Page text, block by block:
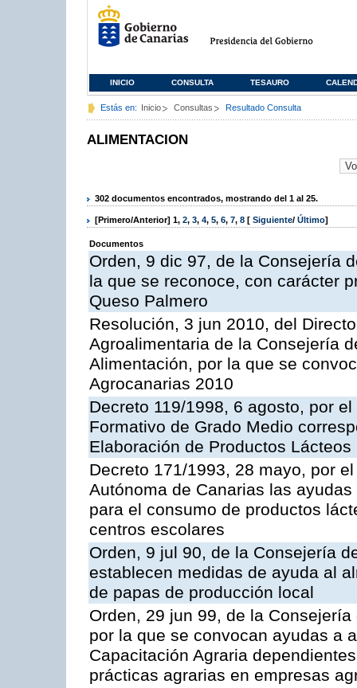
INICIO CONSULTA TESAURO
Estás en: Inicio Consultas Resultado Consulta
ALIMENTACION
302 documentos encontrados, mostrando del 1 al 25.
[Primero/Anterior] 1, 2, 3, 4, 5, 6, 7, 8 [ Siguiente/ Último]
Documentos
Orden, 9 dic 97, de la Consejería
la que se reconoce, con carácter
Queso Palmero
Resolución, 3 jun 2010, del
Agroalimentaria de la Consejería
Alimentación, por la que se
Agrocanarias 2010
Decreto 119/1998, 6 agosto, por
Formativo de Grado Medio
Elaboración de Productos Lácteos
Decreto 171/1993, 28 mayo, por
Autónoma de Canarias las
para el consumo de productos
centros escolares
Orden, 9 jul 90, de la Consejería
establecen medidas de ayuda al
de papas de producción local
Orden, 29 jun 99, de la
por la que se convocan ayudas a
Capacitación Agraria
prácticas agrarias en empresas